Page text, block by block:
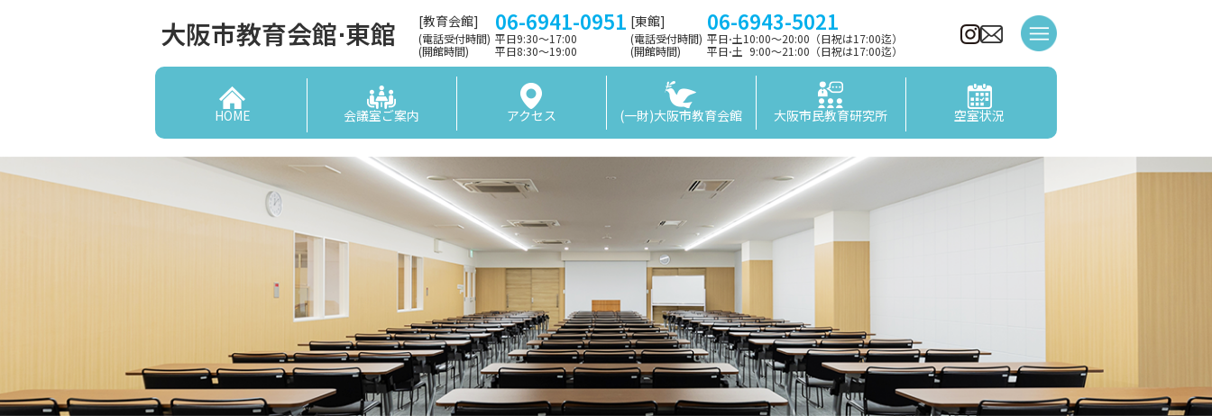
大阪市教育会館⋅東館 [教育会館] 06-6941-0951
(電話受付時間) 平日9:30〜17:00
(開館時間)
平日8:30〜19:00
[東館] 06-6943-5021
(電話受付時間) 平日⋅土10:00～20:00（日祝は17:00迄）
(開館時間)
平日⋅土 9:00〜21:00（日祝は17:00迄）
HOME 会議室ご案内 アクセス (一財)大阪市教育会館 大阪市民教育研究所 空室状況